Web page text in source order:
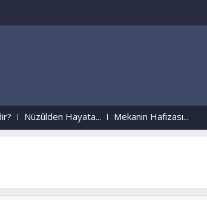
Nüzûlden Hayata... Mekanın Hafızası...